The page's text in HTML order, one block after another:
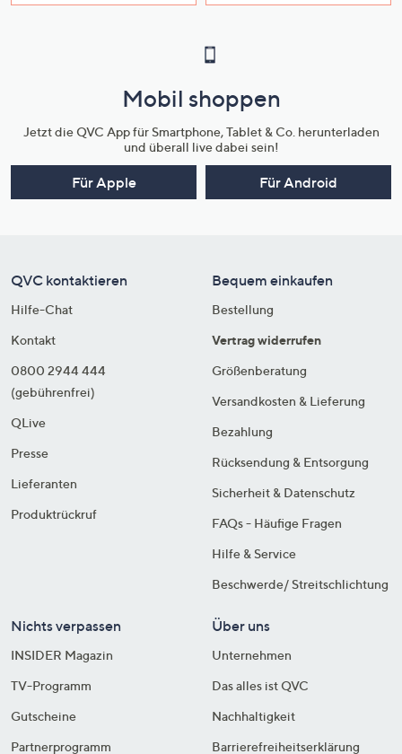
Mobil shoppen
Jetzt die QVC App für Smartphone, Tablet & Co. herunterladen
und überall live dabei sein!
Für Apple Für Android
QVC kontaktieren
Hilfe-Chat
Kontakt
0800 2944 444
(gebührenfrei)
QLive
Presse
Lieferanten
Produktrückruf
Bequem einkaufen
Bestellung
Vertrag widerrufen
Größenberatung
Versandkosten & Lieferung
Bezahlung
Rücksendung & Entsorgung
Sicherheit & Datenschutz
FAQs - Häufige Fragen
Hilfe & Service
Beschwerde/ Streitschlichtung
Nichts verpassen
INSIDER Magazin
TV-Programm
Gutscheine
Partnerprogramm
Über uns
Unternehmen
Das alles ist QVC
Nachhaltigkeit
Barrierefreiheitserklärung